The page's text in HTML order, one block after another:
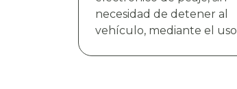
necesidad de detener al
vehículo, mediante el uso